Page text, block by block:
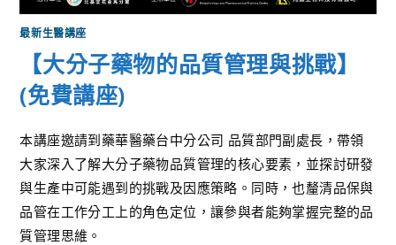
最新生醫講座
【大分子藥物的品質管理與挑戰】
(免費講座)
本講座邀請到藥華醫藥台中分公司 品質部門副處長，帶領
大家深入了解大分子藥物品質管理的核心要素，並探討研發
與生產中可能遇到的挑戰及因應策略。同時，也釐清品保與
品管在工作分工上的角色定位，讓參與者能夠掌握完整的品
質管理思維。